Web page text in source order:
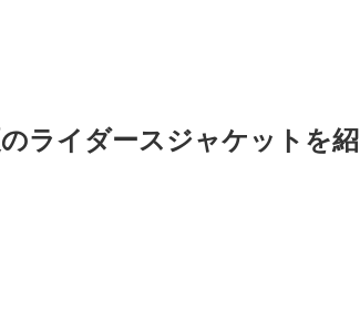
ライダースジャケットを紹